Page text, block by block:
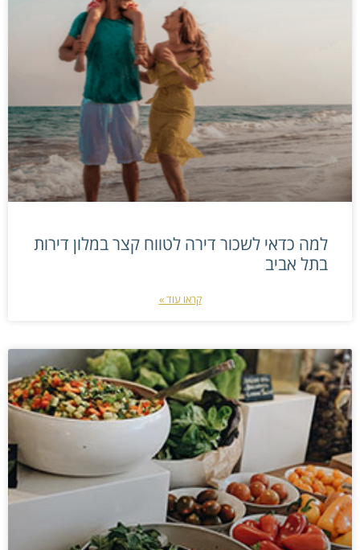
למה כדאי לשכור דירה לטווח קצר במלון דירות
בתל אביב
קראו עוד »